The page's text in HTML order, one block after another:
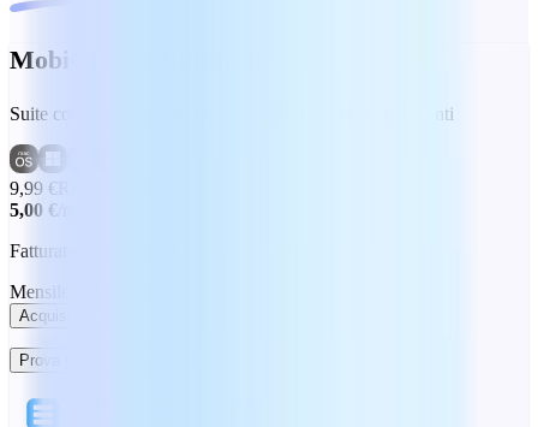
MobiOffice Multi-user
Suite completa di strumenti di modifica per ufficio, 6 utenti
9,99 €
5,00 €
Fatturato annualmente
Mensile
Acquista ora
Prova gratis per 7 giorni